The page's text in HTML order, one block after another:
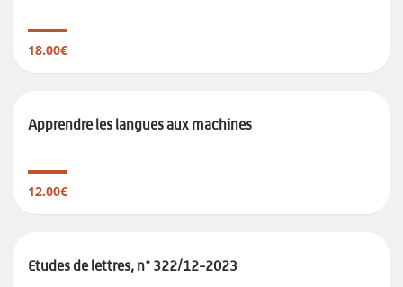
18.00€
Apprendre les langues aux machines
12.00€
Etudes de lettres, n° 322/12-2023